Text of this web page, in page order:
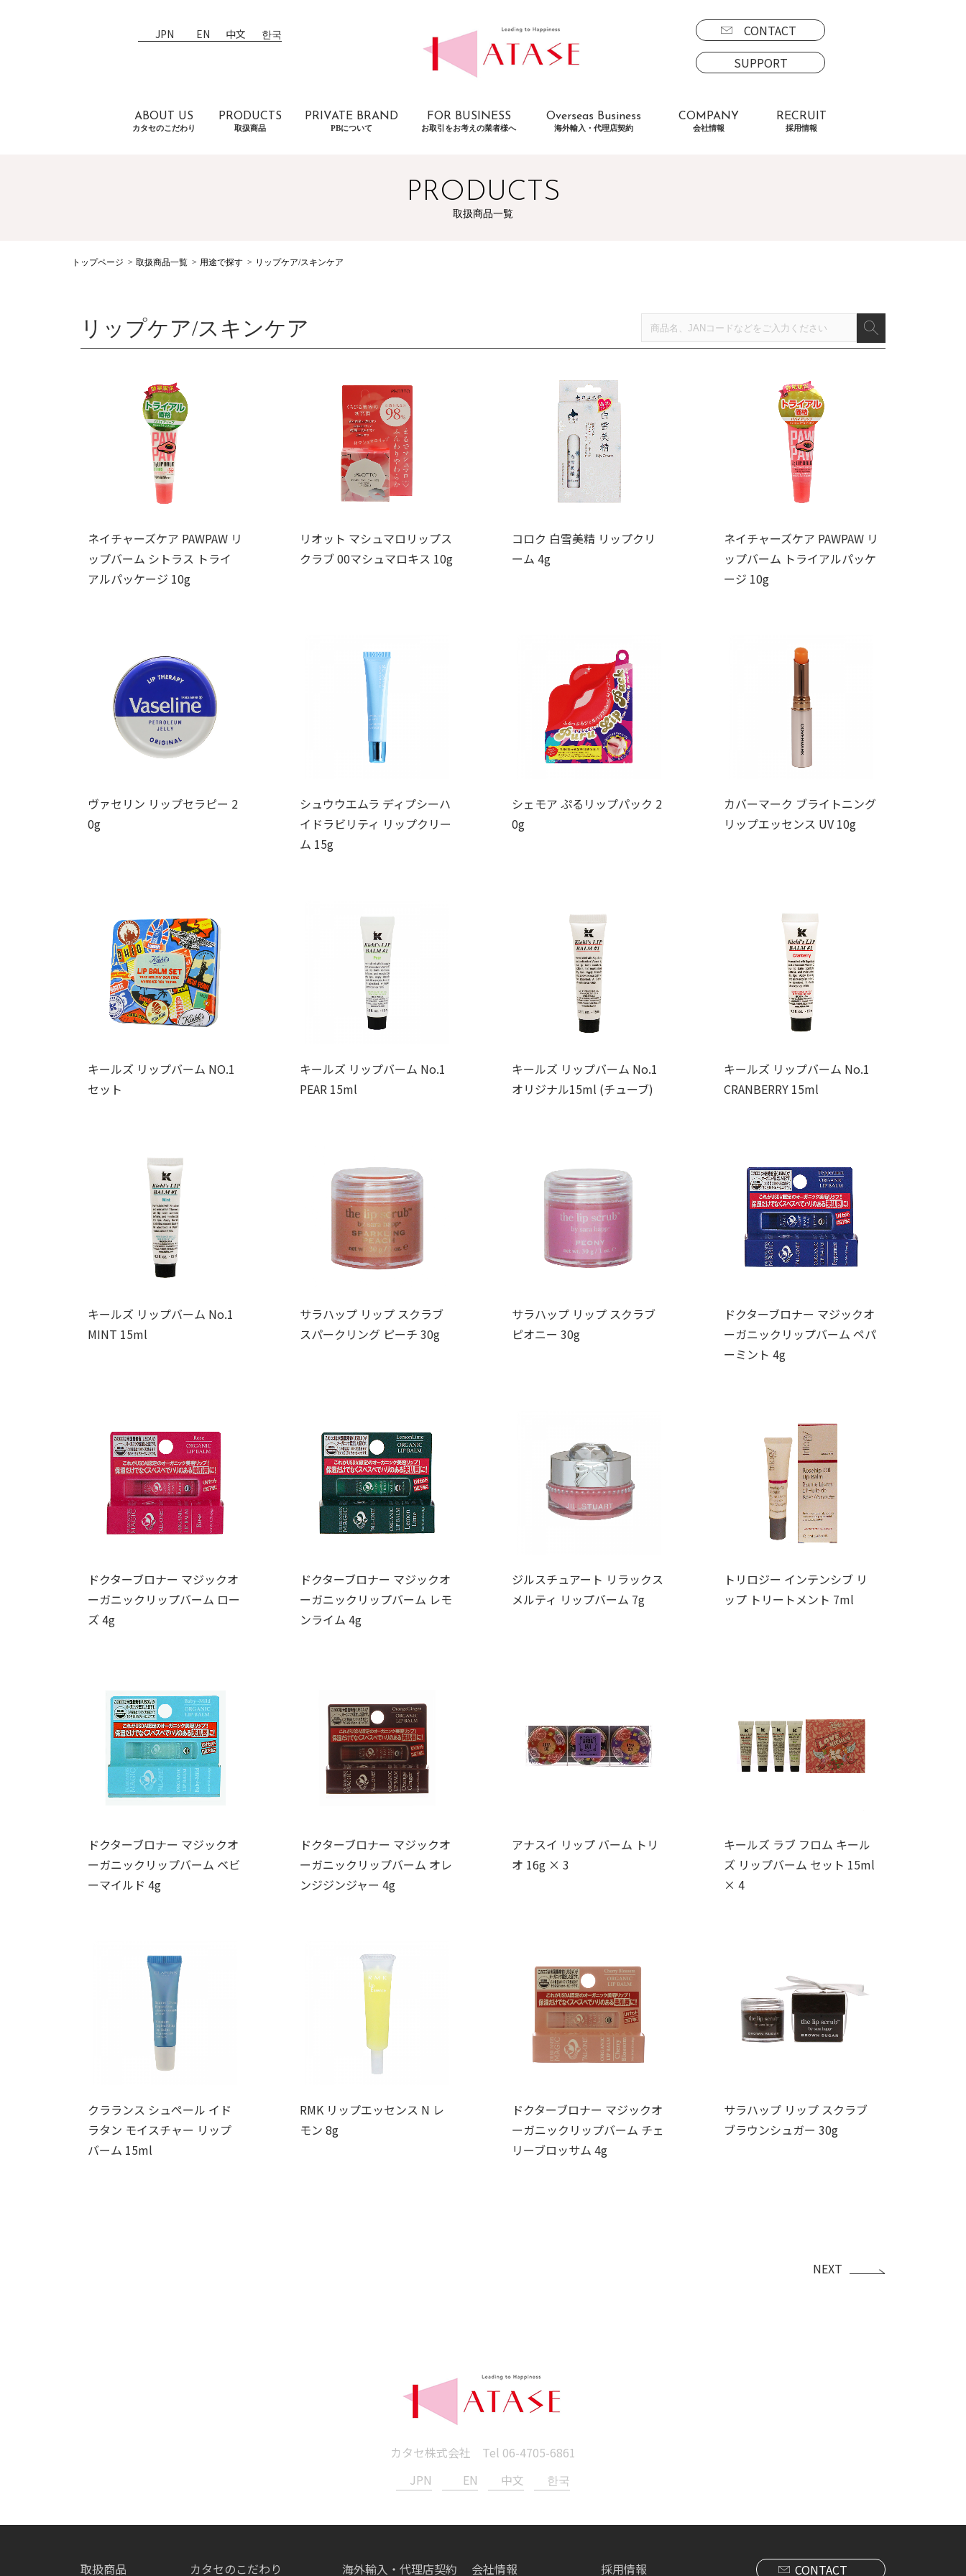
JPN EN 中文 한국
CONTACT
SUPPORT
ABOUT US
カタセのこだわり
PRODUCTS
取扱商品
PRIVATE BRAND
PBについて
FOR BUSINESS
お取引をお考えの業者様へ
Overseas Business
海外輸入・代理店契約
COMPANY
会社情報
RECRUIT
採用情報
PRODUCTS
取扱商品一覧
トップページ 取扱商品一覧 用途で探す リップケア/スキンケア
リップケア/スキンケア
ネイチャーズケア PAWPAW リ
ップバーム シトラス トライ
アルパッケージ 10g
リオット マシュマロリップス
クラブ 00マシュマロキス 10g
コロク 白雪美精 リップクリ
ーム 4g
ネイチャーズケア PAWPAW リ
ップバーム トライアルパッケ
ージ 10g
ヴァセリン リップセラピー 2
0g
シュウウエムラ ディプシーハ
イドラビリティ リップクリー
ム 15g
シェモア ぷるリップパック 2
0g
カバーマーク ブライトニング
リップエッセンス UV 10g
キールズ リップバーム NO.1
セット
キールズ リップバーム No.1
PEAR 15ml
キールズ リップバーム No.1
オリジナル15ml (チューブ)
キールズ リップバーム No.1
CRANBERRY 15ml
キールズ リップバーム No.1
MINT 15ml
サラハップ リップ スクラブ
スパークリング ピーチ 30g
サラハップ リップ スクラブ
ピオニー 30g
ドクターブロナー マジックオ
ーガニックリップバーム ペパ
ーミント 4g
ドクターブロナー マジックオ
ーガニックリップバーム ロー
ズ 4g
ドクターブロナー マジックオ
ーガニックリップバーム レモ
ンライム 4g
ジルスチュアート リラックス
メルティ リップバーム 7g
トリロジー インテンシブ リ
ップ トリートメント 7ml
ドクターブロナー マジックオ
ーガニックリップバーム ベビ
ーマイルド 4g
ドクターブロナー マジックオ
ーガニックリップバーム オレ
ンジジンジャー 4g
アナスイ リップ バーム トリ
オ 16g × 3
キールズ ラブ フロム キール
ズ リップバーム セット 15ml
× 4
クラランス シュペール イド
ラタン モイスチャー リップ
バーム 15ml
RMK リップエッセンス N レ
モン 8g
ドクターブロナー マジックオ
ーガニックリップバーム チェ
リーブロッサム 4g
サラハップ リップ スクラブ
ブラウンシュガー 30g
NEXT
カタセ株式会社 Tel 06-4705-6861
JPN
EN 中文 한국
取扱商品 カタセのこだわり 海外輸入・代理店契約 会社情報 採用情報 CONTACT